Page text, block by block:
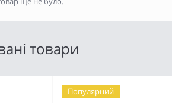
товари
Популярний